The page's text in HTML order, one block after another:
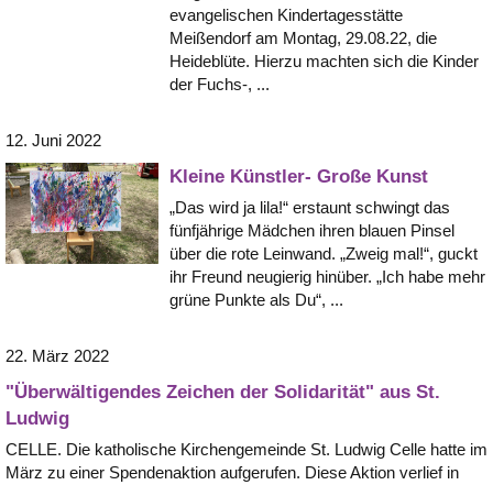
evangelischen Kindertagesstätte
Meißendorf am Montag, 29.08.22, die
Heideblüte. Hierzu machten sich die Kinder
der Fuchs-, ...
12. Juni 2022
Kleine Künstler- Große Kunst
„Das wird ja lila!“ erstaunt schwingt das
fünfjährige Mädchen ihren blauen Pinsel
über die rote Leinwand. „Zweig mal!“, guckt
ihr Freund neugierig hinüber. „Ich habe mehr
grüne Punkte als Du“, ...
22. März 2022
"Überwältigendes Zeichen der Solidarität" aus St.
Ludwig
CELLE. Die katholische Kirchengemeinde St. Ludwig Celle hatte im
März zu einer Spendenaktion aufgerufen. Diese Aktion verlief in